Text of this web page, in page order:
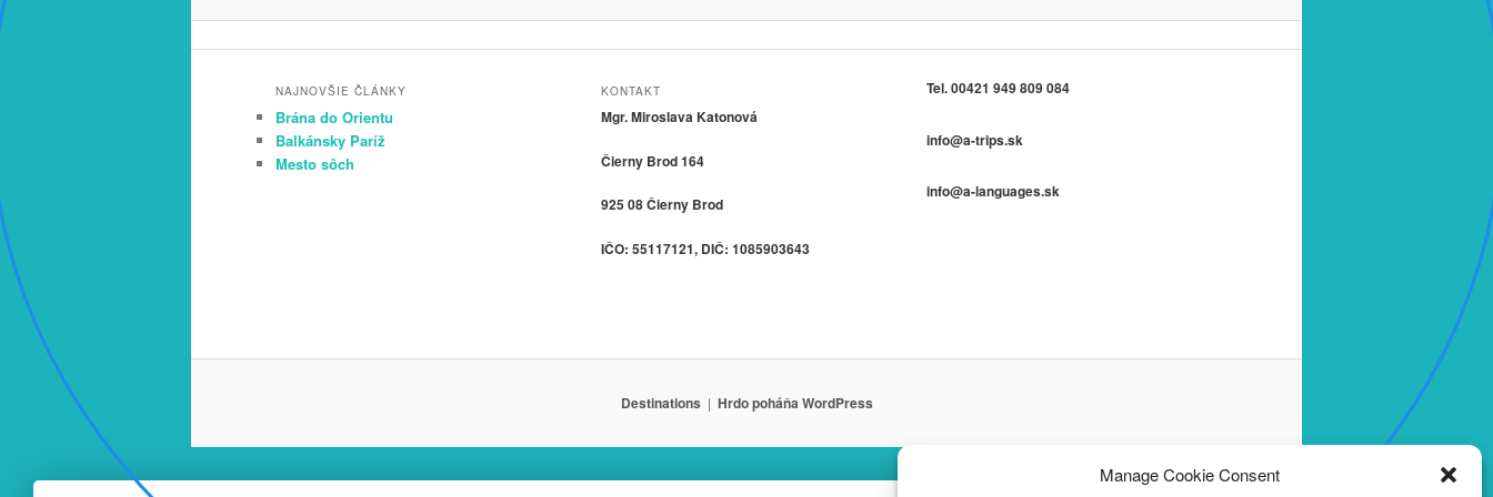
Manage Cookie Consent
NAJNOVŠIE ČLÁNKY
Brána do Orientu
Balkánsky Paríž
Mesto sôch
KONTAKT
Mgr. Miroslava Katonová
Čierny Brod 164
925 08 Čierny Brod
IČO: 55117121, DIČ: 1085903643
Tel. 00421 949 809 084
info@a-trips.sk
info@a-languages.sk
Destinations Hrdo poháňa WordPress